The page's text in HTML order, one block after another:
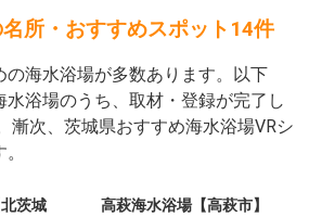
の場所の変更のお知らせ
所・おすすめスポット14件
の海水浴場が多数あります。以下
水浴場のうち、取材・登録が完了し
漸次、茨城県おすすめ海水浴場VRシ
茨城
高萩海水浴場【高萩市】